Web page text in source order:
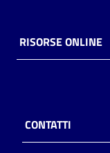
Decentrate
lettura
RISORSE ONLINE
CONTATTI